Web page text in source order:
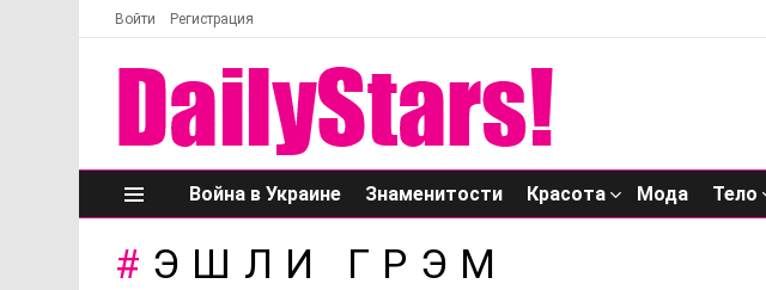
Войти Регистрация
Меню
Война в Украине Знаменитости Красота Мода Тело
ЭШЛИ ГРЭМ